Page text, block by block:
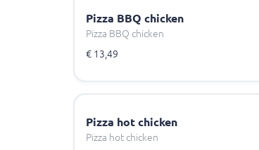
Pizza BBQ chicken
Pizza BBQ chicken
€ 13,49
Pizza hot chicken
Pizza hot chicken